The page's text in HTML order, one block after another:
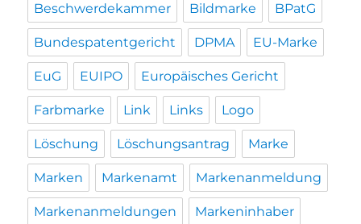
Beschwerdekammer Bildmarke BPatG
Bundespatentgericht DPMA EU-Marke
EuG EUIPO Europäisches Gericht
Farbmarke Link Links Logo
Löschung Löschungsantrag Marke
Marken Markenamt Markenanmeldung
Markenanmeldungen Markeninhaber